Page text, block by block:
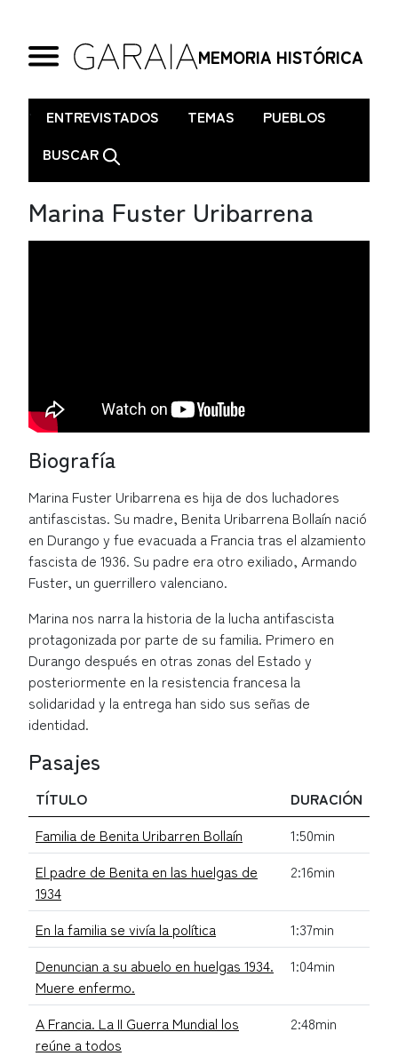
MEMORIA HISTÓRICA
. ENTREVISTADOS TEMAS
PUEBLOS
BUSCAR
Marina Fuster Uribarrena
Biografía
Marina Fuster Uribarrena es hija de dos luchadores
antifascistas. Su madre, Benita Uribarrena Bollaín nació
en Durango y fue evacuada a Francia tras el alzamiento
fascista de 1936. Su padre era otro exiliado, Armando
Fuster, un guerrillero valenciano.
Marina nos narra la historia de la lucha antifascista
protagonizada por parte de su familia. Primero en
Durango después en otras zonas del Estado y
posteriormente en la resistencia francesa la
solidaridad y la entrega han sido sus señas de
identidad.
Pasajes
TÍTULO
DURACIÓN
Familia de Benita Uribarren Bollaín
1:50min
El padre de Benita en las huelgas de
1934
2:16min
En la familia se vivía la política
1:37min
Denuncian a su abuelo en huelgas 1934.
Muere enfermo.
1:04min
A Francia. La II Guerra Mundial los
reúne a todos
2:48min